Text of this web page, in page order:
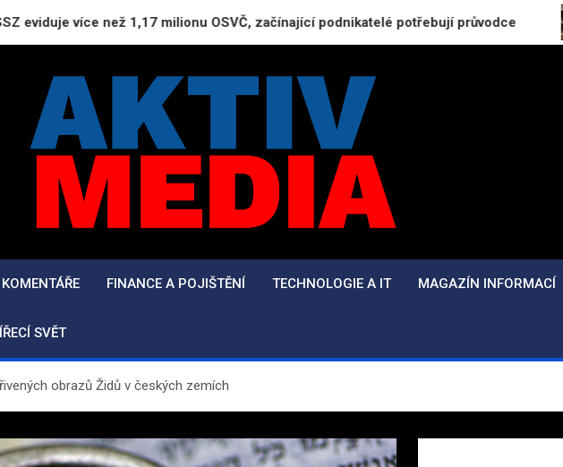
než 1,17 milionu OSVČ, začínající podnikatelé potřebují průvodce
AktivMedia.cz
FINANCE A POJIŠTĚNÍ TECHNOLOGIE A IT MAGAZÍN INFORMACÍ
SVĚT
obrazů Židů v českých zemích